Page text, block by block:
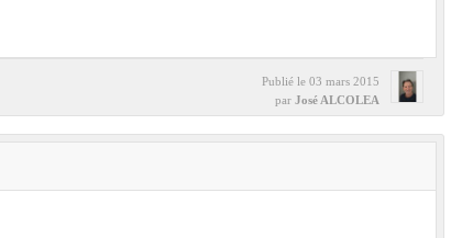
Publié le 03 mars 2015
par José ALCOLEA